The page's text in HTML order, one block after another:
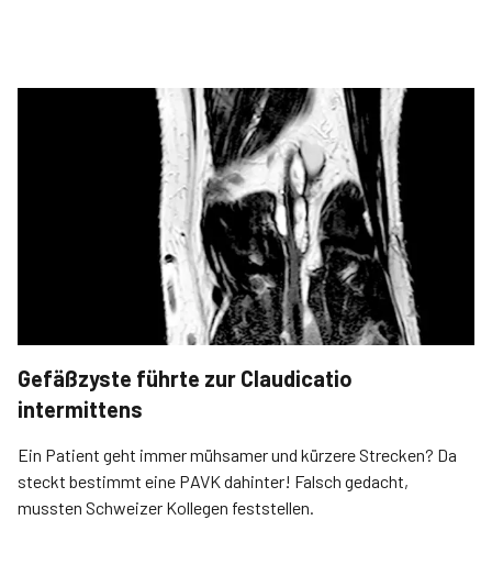
Gefäßzyste führte zur Claudicatio
intermittens
Ein Patient geht immer mühsamer und kürzere Strecken? Da
steckt bestimmt eine PAVK dahinter! Falsch gedacht,
mussten Schweizer Kollegen feststellen.